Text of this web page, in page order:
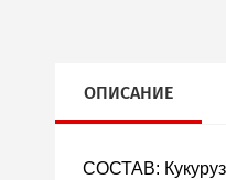
ОПИСАНИЕ
СОСТАВ: